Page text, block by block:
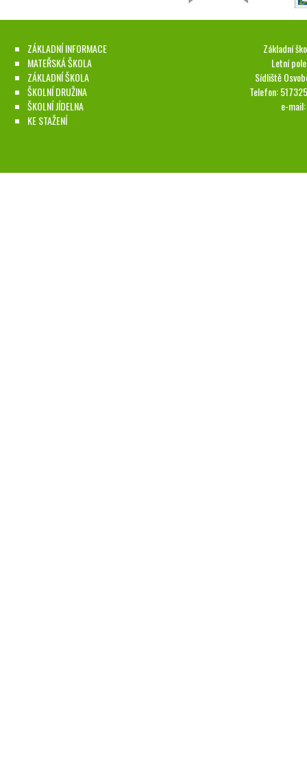
ZÁKLADNÍ INFORMACE
MATEŘSKÁ ŠKOLA
ZÁKLADNÍ ŠKOLA
ŠKOLNÍ DRUŽINA
ŠKOLNÍ JÍDELNA
KE STAŽENÍ
Základní
Letní
Sídliště
Telefon:
e-mail: